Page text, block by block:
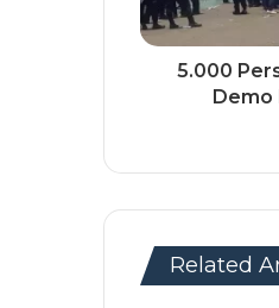
5.000
Demo
Related